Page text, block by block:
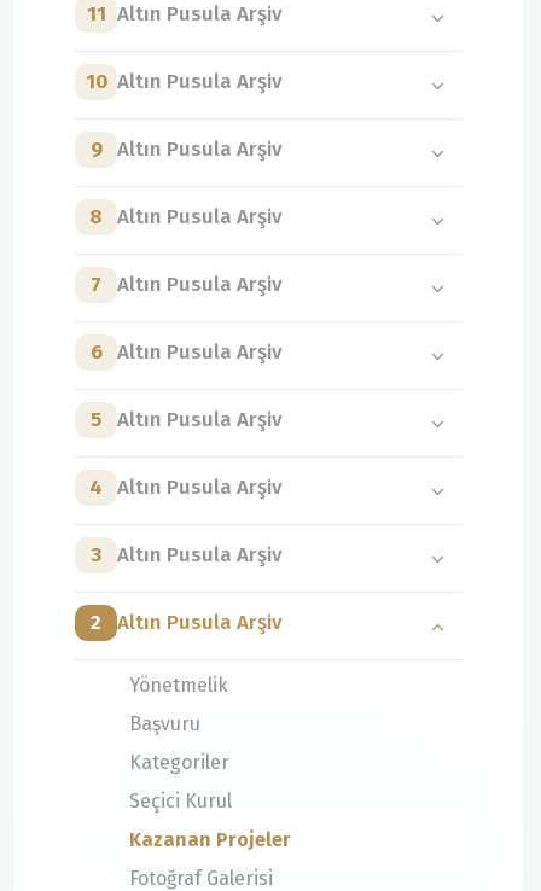
11 Altın Pusula Arşiv
10 Altın Pusula Arşiv
9 Altın Pusula Arşiv
8 Altın Pusula Arşiv
7 Altın Pusula Arşiv
6 Altın Pusula Arşiv
5 Altın Pusula Arşiv
4 Altın Pusula Arşiv
3 Altın Pusula Arşiv
2 Altın Pusula Arşiv
Yönetmelik
Başvuru
Kategoriler
Seçici Kurul
Kazanan Projeler
Fotoğraf Galerisi